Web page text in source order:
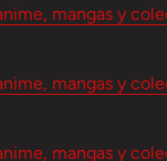
mangas y
mangas y
mangas y